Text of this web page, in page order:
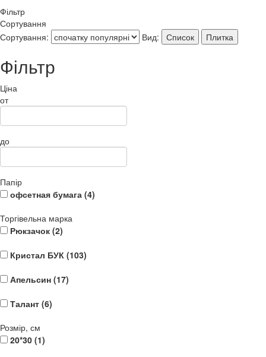
Фільтр
Сортування
Сортування:
Вид: Список Плитка
Фільтр
Ціна
от
до
Папір
офсетная бумага (4)
Торгівельна марка
Рюкзачок (2)
Кристал БУК (103)
Апельсин (17)
Талант (6)
Розмір, см
20*30 (1)